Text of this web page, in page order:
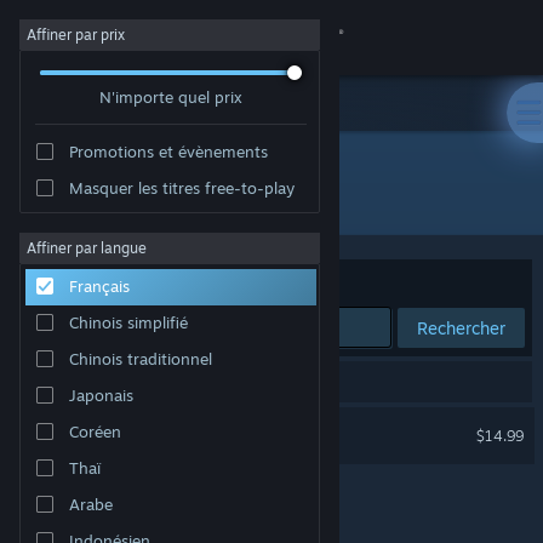
Se connecter
Magasin
À propos
Support
Changer la langue
Télécharger l'application mobile Steam
Voir version ordi. du site
Affiner par prix
N'importe quel prix
Promotions et évènements
Masquer les titres free-to-play
Affiner par langue
Français
Chinois simplifié
Chinois traditionnel
Japonais
Coréen
Thaï
Arabe
Développement : Pyromancers.com
Trier par Pertinence
Rechercher
$14.99